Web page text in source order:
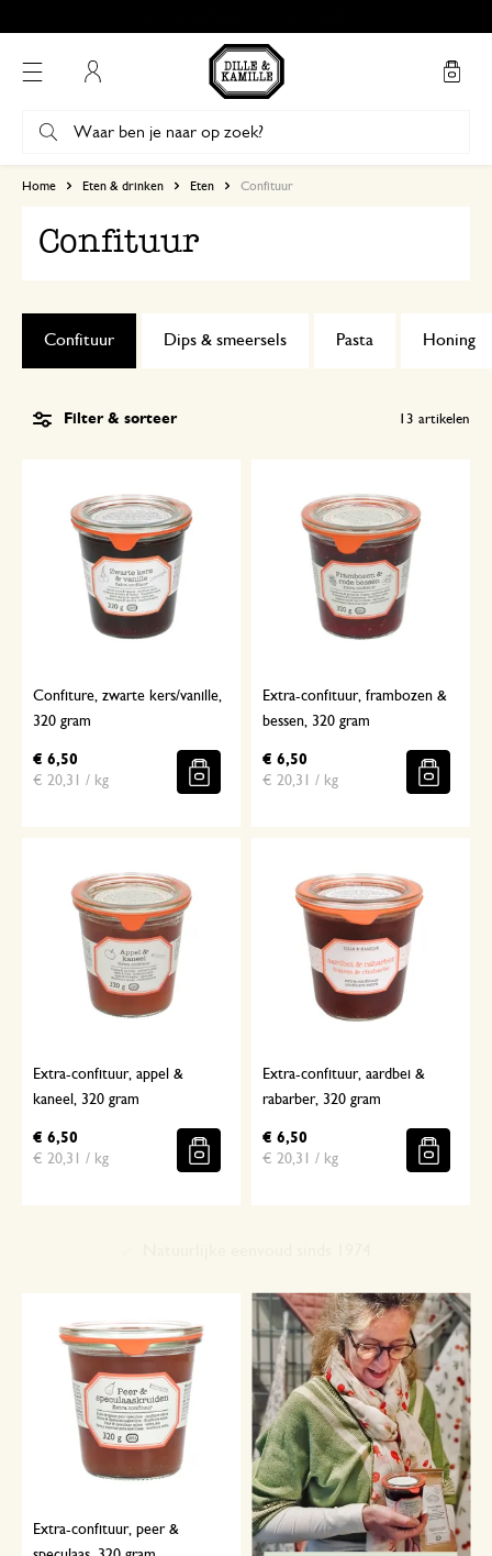
Home Eten & drinken Eten Confituur
Confituur
Dips & smeersels Pasta Honing
Confituur
Filter & sorteer 13 artikelen
Confiture, zwarte kers/vanille,
320 gram
€ 6,50
€ 20,31 / kg
Extra-confituur, frambozen &
bessen, 320 gram
€ 6,50
€ 20,31 / kg
Extra-confituur, appel &
kaneel, 320 gram
€ 6,50
€ 20,31 / kg
Extra-confituur, aardbei &
rabarber, 320 gram
€ 6,50
€ 20,31 / kg
Extra-confituur, peer &